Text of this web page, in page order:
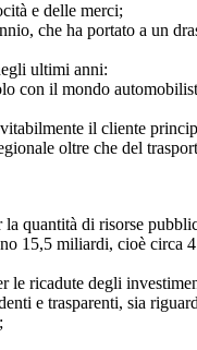
e delle merci;
che ha portato a un
ultimi anni:
con il mondo
il cliente
oltre che del
di risorse
15,5 miliardi, cioè circa
ricadute degli
e trasparenti, sia